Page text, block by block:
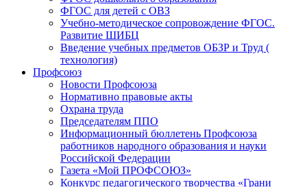
ФГОС для детей с ОВЗ
Учебно-методическое сопровождение ФГОС.
Развитие ШИБЦ
Введение учебных предметов ОБЗР и Труд (
технология)
Профсоюз
Новости Профсоюза
Нормативно правовые акты
Охрана труда
Председателям ППО
Информационный бюллетень Профсоюза
работников народного образования и науки
Российской Федерации
Газета «Мой ПРОФСОЮЗ»
Конкурс педагогического творчества «Грани